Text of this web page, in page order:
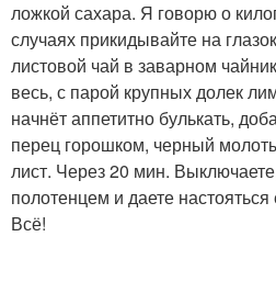
ложкой сахара. Я говорю о
случаях прикидывайте на
листовой чай в заварном
весь, с парой крупных долек
начнёт аппетитно булькать,
перец горошком, черный
лист. Через 20 мин.
полотенцем и даете
Всё!